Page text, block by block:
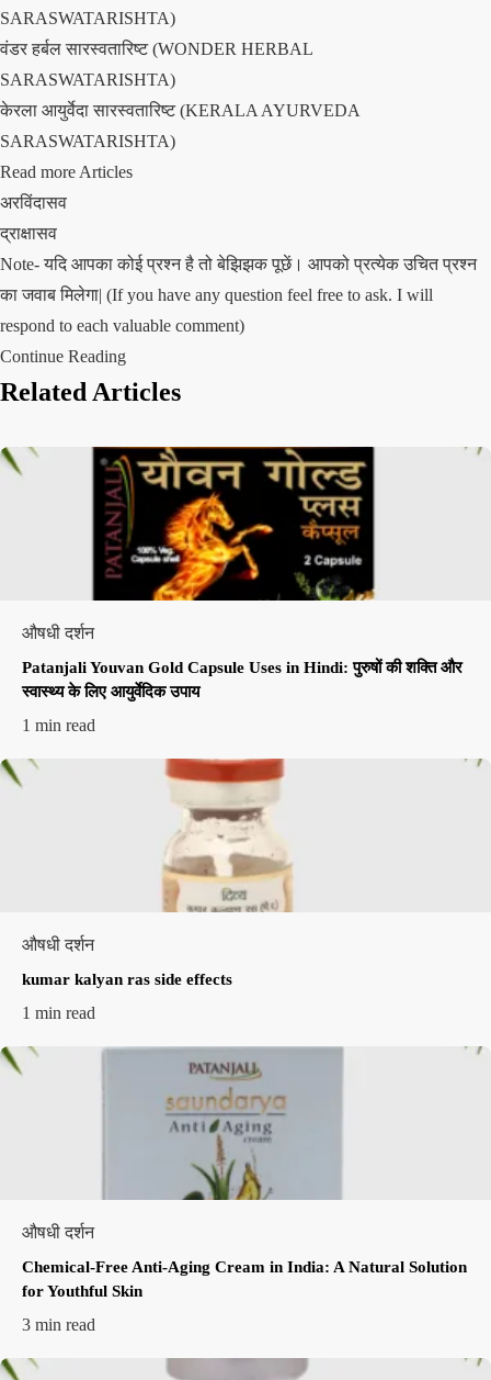
SARASWATARISHTA)
वंडर हर्बल सारस्वतारिष्ट (WONDER HERBAL
SARASWATARISHTA)
केरला आयुर्वेदा सारस्वतारिष्ट (KERALA AYURVEDA
SARASWATARISHTA)
Read more Articles
अरविंदासव
द्राक्षासव
Note- यदि आपका कोई प्रश्न है तो बेझिझक पूछें। आपको प्रत्येक उचित प्रश्न
का जवाब मिलेगा| (If you have any question feel free to ask. I will
respond to each valuable comment)
Continue Reading
Related Articles
औषधी दर्शन
Patanjali Youvan Gold Capsule Uses in Hindi: पुरुषों की शक्ति और
स्वास्थ्य के लिए आयुर्वेदिक उपाय
1 min read
औषधी दर्शन
kumar kalyan ras side effects​
1 min read
औषधी दर्शन
Chemical-Free Anti-Aging Cream in India: A Natural Solution
for Youthful Skin
3 min read